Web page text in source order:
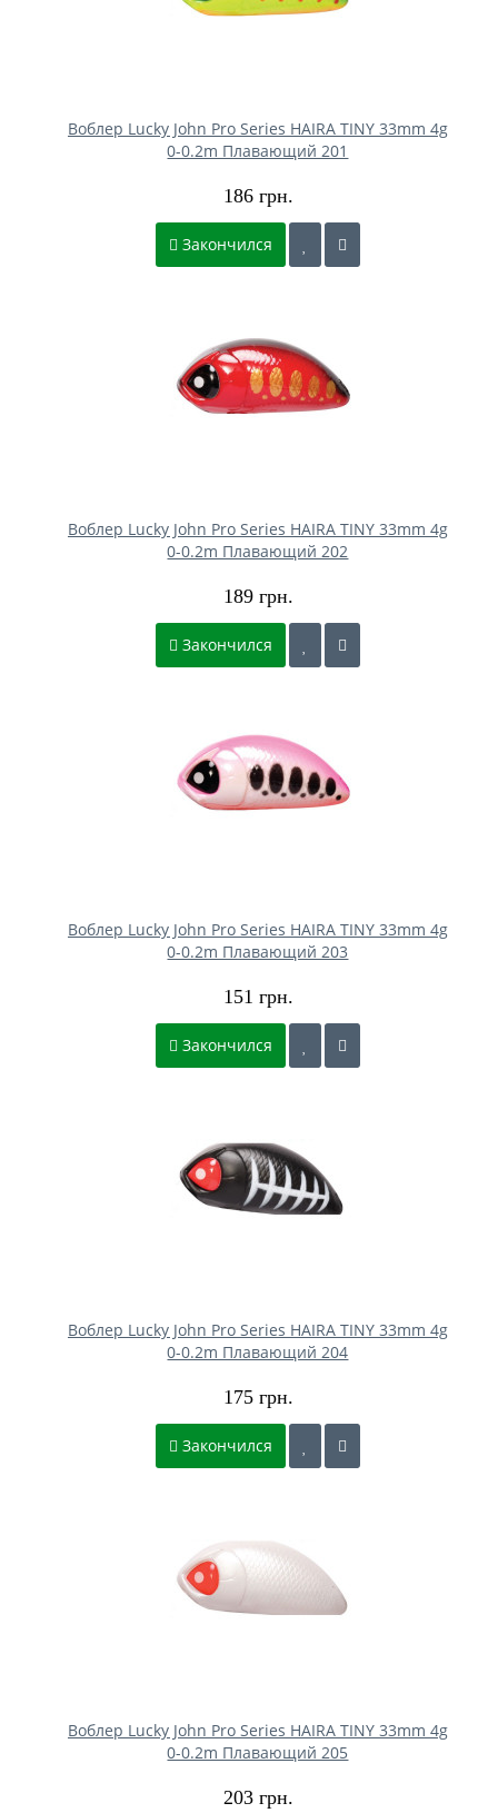
Воблер Lucky John Pro Series HAIRA TINY 33mm 4g
0-0.2m Плавающий 201
186 грн.
Закончился
Воблер Lucky John Pro Series HAIRA TINY 33mm 4g
0-0.2m Плавающий 202
189 грн.
Закончился
Воблер Lucky John Pro Series HAIRA TINY 33mm 4g
0-0.2m Плавающий 203
151 грн.
Закончился
Воблер Lucky John Pro Series HAIRA TINY 33mm 4g
0-0.2m Плавающий 204
175 грн.
Закончился
Воблер Lucky John Pro Series HAIRA TINY 33mm 4g
0-0.2m Плавающий 205
203 грн.